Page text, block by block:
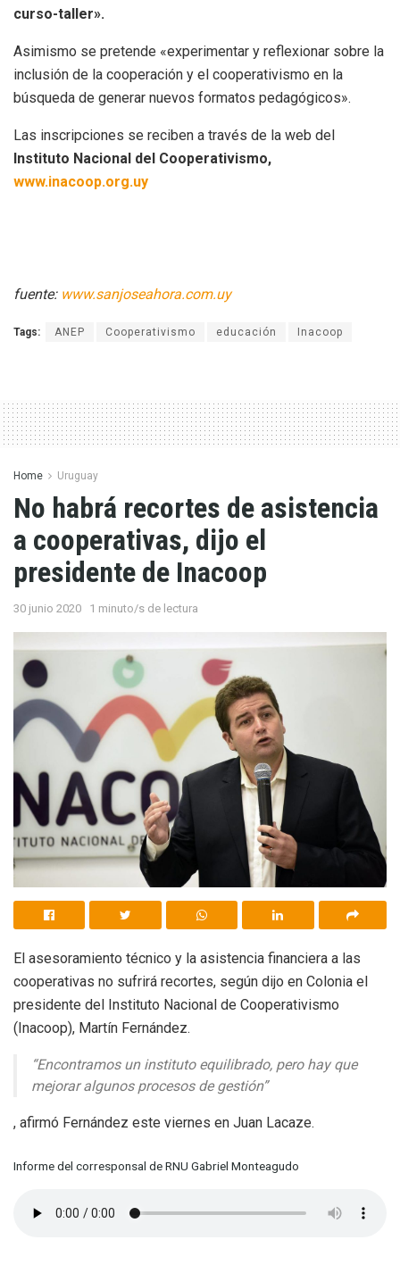
curso-taller».
Asimismo se pretende «experimentar y reflexionar sobre la
inclusión de la cooperación y el cooperativismo en la
búsqueda de generar nuevos formatos pedagógicos».
Las inscripciones se reciben a través de la web del
Instituto Nacional del Cooperativismo,
www.inacoop.org.uy
fuente: www.sanjoseahora.com.uy
Tags: ANEP Cooperativismo educación Inacoop
Home Uruguay
No habrá recortes de asistencia
a cooperativas, dijo el
presidente de Inacoop
30 junio 2020 1 minuto/s de lectura
El asesoramiento técnico y la asistencia financiera a las
cooperativas no sufrirá recortes, según dijo en Colonia el
presidente del Instituto Nacional de Cooperativismo
(Inacoop), Martín Fernández.
“Encontramos un instituto equilibrado, pero hay que
mejorar algunos procesos de gestión”
, afirmó Fernández este viernes en Juan Lacaze.
Informe del corresponsal de RNU Gabriel Monteagudo